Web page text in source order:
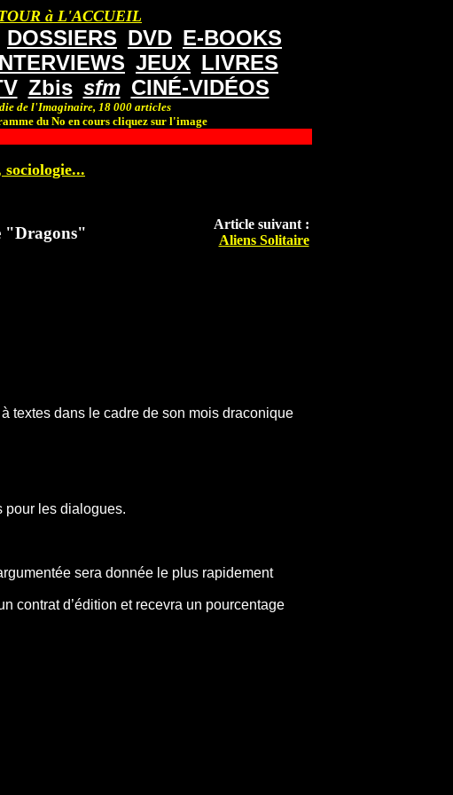
à L'ACCUEIL
DOSSIERS DVD E-BOOKS
JEUX LIVRES
Zbis sfm CINÉ-VIDÉOS
de l'Imaginaire, 18 000 articles
du No en cours cliquez sur l'image
"Dragons"
Article suivant :
Aliens Solitaire
textes dans le cadre de son mois draconique
pour les dialogues.
sera donnée le plus rapidement
contrat d’édition et recevra un pourcentage